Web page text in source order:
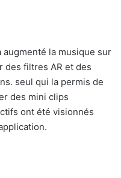
augmenté la musique sur
des filtres AR et des
seul qui la permis de
des mini clips
ont été visionnés